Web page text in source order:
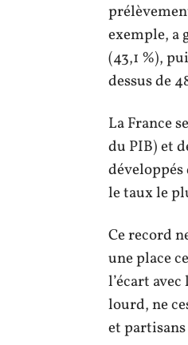
exemple, a
(43,1 %),
dessus de
La France
du PIB) et
développés
le taux le
Ce record
une place
l’écart
lourd, ne
et